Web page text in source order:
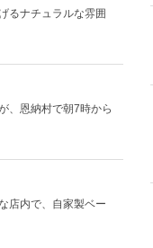
るナチュラルな雰囲
、恩納村で朝7時から
店内で、自家製ベー